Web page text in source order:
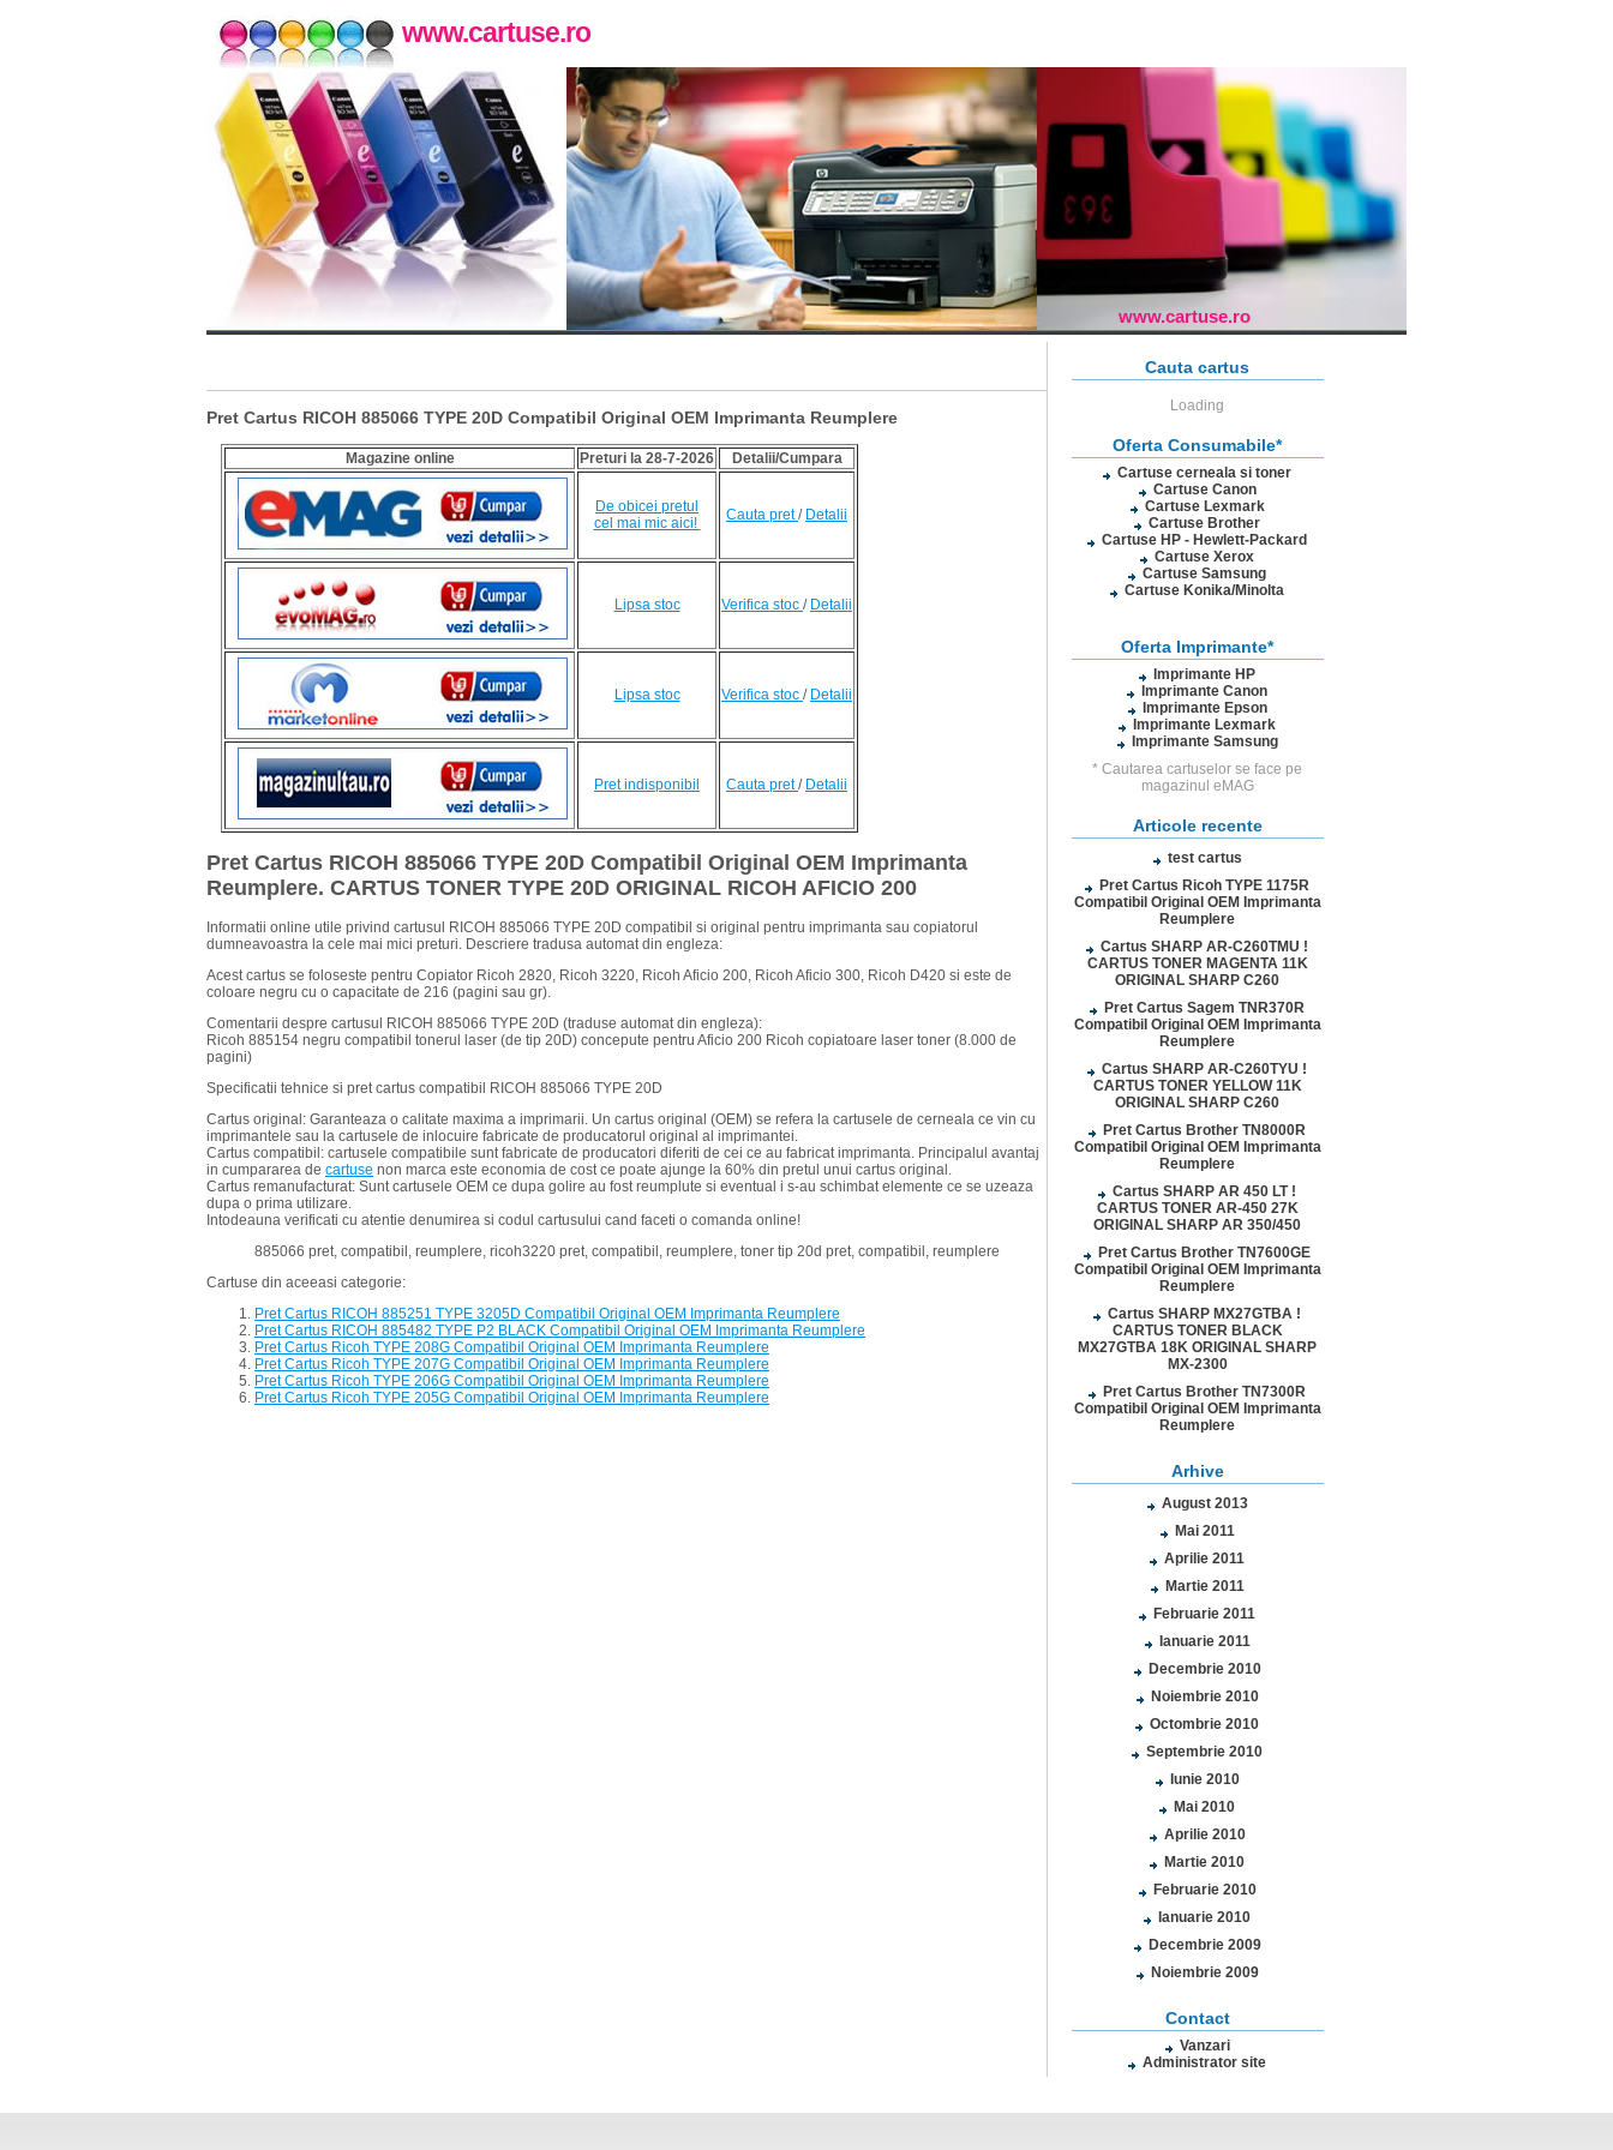
www.cartuse.ro
www.cartuse.ro
Pret Cartus RICOH 885066 TYPE 20D Compatibil Original OEM Imprimanta Reumplere
Magazine online Preturi la 28-7-2026 Detalii/Cumpara
De obicei pretul
cel mai mic aici!
Cauta pret/ Detalii
Lipsa stoc Verifica stoc / Detalii
Lipsa stoc Verifica stoc / Detalii
Pret indisponibil Cauta pret/ Detalii
Pret Cartus RICOH 885066 TYPE 20D Compatibil Original OEM Imprimanta
Reumplere. CARTUS TONER TYPE 20D ORIGINAL RICOH AFICIO 200
Informatii online utile privind cartusul RICOH 885066 TYPE 20D compatibil si original pentru imprimanta sau copiatorul
dumneavoastra la cele mai mici preturi. Descriere tradusa automat din engleza:
Acest cartus se foloseste pentru Copiator Ricoh 2820, Ricoh 3220, Ricoh Aficio 200, Ricoh Aficio 300, Ricoh D420 si este de
coloare negru cu o capacitate de 216 (pagini sau gr).
Comentarii despre cartusul RICOH 885066 TYPE 20D (traduse automat din engleza):
Ricoh 885154 negru compatibil tonerul laser (de tip 20D) concepute pentru Aficio 200 Ricoh copiatoare laser toner (8.000 de
pagini)
Specificatii tehnice si pret cartus compatibil RICOH 885066 TYPE 20D
Cartus original: Garanteaza o calitate maxima a imprimarii. Un cartus original (OEM) se refera la cartusele de cerneala ce vin cu
imprimantele sau la cartusele de inlocuire fabricate de producatorul original al imprimantei.
Cartus compatibil: cartusele compatibile sunt fabricate de producatori diferiti de cei ce au fabricat imprimanta. Principalul avantaj
in cumpararea de cartuse non marca este economia de cost ce poate ajunge la 60% din pretul unui cartus original.
Cartus remanufacturat: Sunt cartusele OEM ce dupa golire au fost reumplute si eventual i s-au schimbat elemente ce se uzeaza
dupa o prima utilizare.
Intodeauna verificati cu atentie denumirea si codul cartusului cand faceti o comanda online!
885066 pret, compatibil, reumplere, ricoh3220 pret, compatibil, reumplere, toner tip 20d pret, compatibil, reumplere
Cartuse din aceeasi categorie:
Pret Cartus RICOH 885251 TYPE 3205D Compatibil Original OEM Imprimanta Reumplere
Pret Cartus RICOH 885482 TYPE P2 BLACK Compatibil Original OEM Imprimanta Reumplere
Pret Cartus Ricoh TYPE 208G Compatibil Original OEM Imprimanta Reumplere
Pret Cartus Ricoh TYPE 207G Compatibil Original OEM Imprimanta Reumplere
Pret Cartus Ricoh TYPE 206G Compatibil Original OEM Imprimanta Reumplere
Pret Cartus Ricoh TYPE 205G Compatibil Original OEM Imprimanta Reumplere
Cauta cartus
Loading
Oferta Consumabile*
Cartuse cerneala si toner
Cartuse Canon
Cartuse Lexmark
Cartuse Brother
Cartuse HP - Hewlett-Packard
Cartuse Xerox
Cartuse Samsung
Cartuse Konika/Minolta
Oferta Imprimante*
Imprimante HP
Imprimante Canon
Imprimante Epson
Imprimante Lexmark
Imprimante Samsung
* Cautarea cartuselor se face pe
magazinul eMAG
Articole recente
test cartus
Pret Cartus Ricoh TYPE 1175R
Compatibil Original OEM Imprimanta
Reumplere
Cartus SHARP AR-C260TMU !
CARTUS TONER MAGENTA 11K
ORIGINAL SHARP C260
Pret Cartus Sagem TNR370R
Compatibil Original OEM Imprimanta
Reumplere
Cartus SHARP AR-C260TYU !
CARTUS TONER YELLOW 11K
ORIGINAL SHARP C260
Pret Cartus Brother TN8000R
Compatibil Original OEM Imprimanta
Reumplere
Cartus SHARP AR 450 LT !
CARTUS TONER AR-450 27K
ORIGINAL SHARP AR 350/450
Pret Cartus Brother TN7600GE
Compatibil Original OEM Imprimanta
Reumplere
Cartus SHARP MX27GTBA !
CARTUS TONER BLACK
MX27GTBA 18K ORIGINAL SHARP
MX-2300
Pret Cartus Brother TN7300R
Compatibil Original OEM Imprimanta
Reumplere
Arhive
August 2013
Mai 2011
Aprilie 2011
Martie 2011
Februarie 2011
Ianuarie 2011
Decembrie 2010
Noiembrie 2010
Octombrie 2010
Septembrie 2010
Iunie 2010
Mai 2010
Aprilie 2010
Martie 2010
Februarie 2010
Ianuarie 2010
Decembrie 2009
Noiembrie 2009
Contact
Vanzari
Administrator site